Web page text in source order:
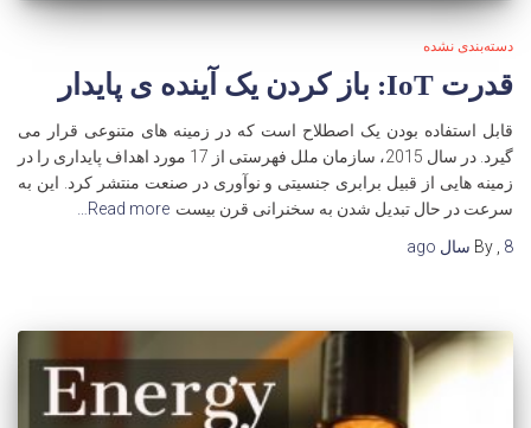
دسته‌بندی نشده
قدرت IoT: باز کردن یک آینده ی پایدار
قابل استفاده بودن یک اصطلاح است که در زمینه های متنوعی قرار می
گیرد. در سال 2015، سازمان ملل فهرستی از 17 مورد اهداف پایداری را در
زمینه هایی از قبیل برابری جنسیتی و نوآوری در صنعت منتشر کرد. این به
سرعت در حال تبدیل شدن به سخنرانی قرن بیست Read more…
By
8 سال